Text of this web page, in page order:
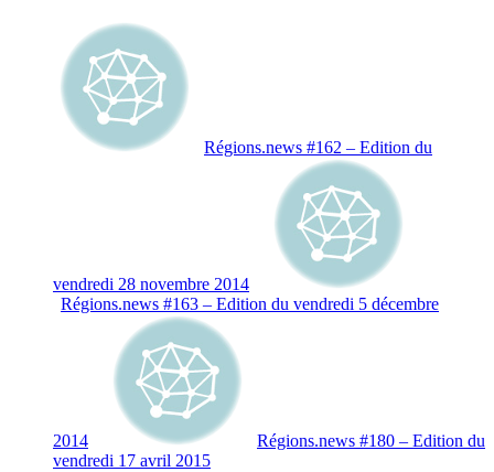
Régions.news #162 – Edition du
vendredi 28 novembre 2014
Régions.news #163 – Edition du vendredi 5 décembre
2014
Régions.news #180 – Edition du
vendredi 17 avril 2015